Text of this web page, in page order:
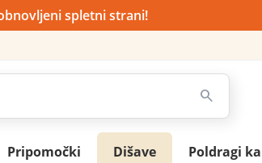
spletni strani!
Pripomočki Dišave Poldragi